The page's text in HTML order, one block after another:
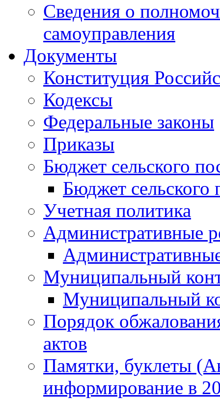
Сведения о
самоуправления
Документы
Конституция
Кодексы
Федеральные законы
Приказы
Бюджет сельского
Бюджет сельского
Учетная политика
Административные
Муниципальный
Муниципальный
Порядок
актов
Памятки, буклеты
информирование в